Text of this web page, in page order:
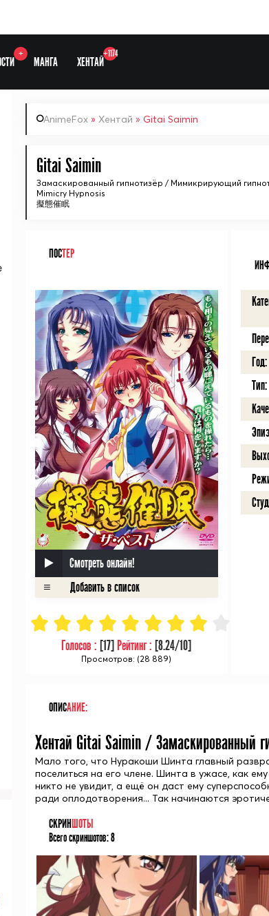
+
МАНГА ХЕНТАЙ
+1174
AnimeFox » Хентай » Gitai Saimin
Gitai Saimin
Замаскированный гипнотизёр / Мимикрирующий
Mimicry Hypnosis
擬態催眠
ПОСТЕР
Смотреть онлайн!
Голосов : [17] Рейтинг : [8.24/10]
Просмотров: (28 889)
Год:
Тип:
ОПИСАНИЕ:
Хентай Gitai Saimin / Замаскированный
Мало того, что Нуракоши Шинта главный
поселиться на его члене. Шинта в ужасе, как
никто не увидит, а ещё он даст ему
ради оплодотворения... Так начинаются
СКРИНШОТЫ
Всего скриншотов:8